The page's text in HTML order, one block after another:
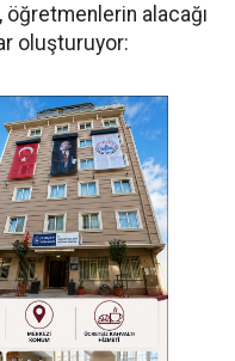
alacağı
oluşturuyor: